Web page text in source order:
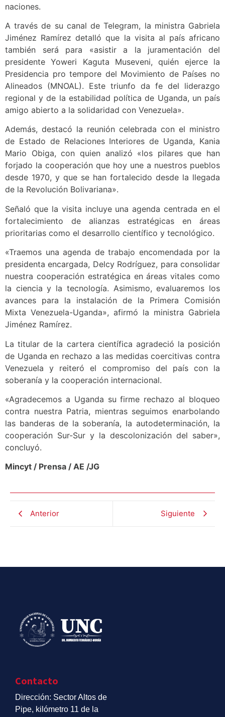
naciones.
A través de su canal de Telegram, la ministra Gabriela
Jiménez Ramírez detalló que la visita al país africano
también será para «asistir a la juramentación del
presidente Yoweri Kaguta Museveni, quién ejerce la
Presidencia pro tempore del Movimiento de Países no
Alineados (MNOAL). Este triunfo da fe del liderazgo
regional y de la estabilidad política de Uganda, un país
amigo abierto a la solidaridad con Venezuela».
Además, destacó la reunión celebrada con el ministro
de Estado de Relaciones Interiores de Uganda, Kania
Mario Obiga, con quien analizó «los pilares que han
forjado la cooperación que hoy une a nuestros pueblos
desde 1970, y que se han fortalecido desde la llegada
de la Revolución Bolivariana».
Señaló que la visita incluye una agenda centrada en el
fortalecimiento de alianzas estratégicas en áreas
prioritarias como el desarrollo científico y tecnológico.
«Traemos una agenda de trabajo encomendada por la
presidenta encargada, Delcy Rodríguez, para consolidar
nuestra cooperación estratégica en áreas vitales como
la ciencia y la tecnología. Asimismo, evaluaremos los
avances para la instalación de la Primera Comisión
Mixta Venezuela-Uganda», afirmó la ministra Gabriela
Jiménez Ramírez.
La titular de la cartera científica agradeció la posición
de Uganda en rechazo a las medidas coercitivas contra
Venezuela y reiteró el compromiso del país con la
soberanía y la cooperación internacional.
«Agradecemos a Uganda su firme rechazo al bloqueo
contra nuestra Patria, mientras seguimos enarbolando
las banderas de la soberanía, la autodeterminación, la
cooperación Sur-Sur y la descolonización del saber»,
concluyó.
Mincyt / Prensa / AE /JG
Anterior Siguiente
Contacto
Dirección: Sector Altos de
Pipe, kilómetro 11 de la